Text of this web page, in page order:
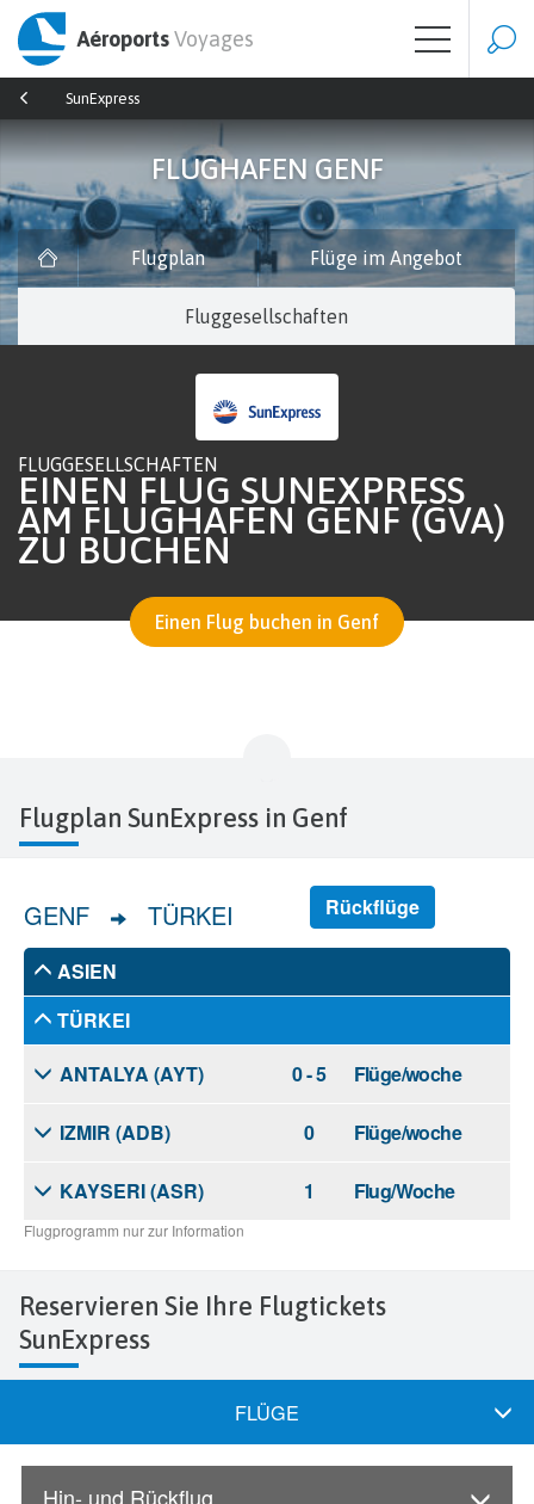
AéroportsVoyages
SunExpress
FLUGHAFEN GENF
Flugplan Flüge im Angebot
Fluggesellschaften
FLUGGESELLSCHAFTEN
EINEN FLUG SUNEXPRESS
AM FLUGHAFEN GENF (GVA)
ZU BUCHEN
Einen Flug buchen in Genf
Flugplan SunExpress in Genf
Reservieren Sie Ihre Flugtickets
SunExpress